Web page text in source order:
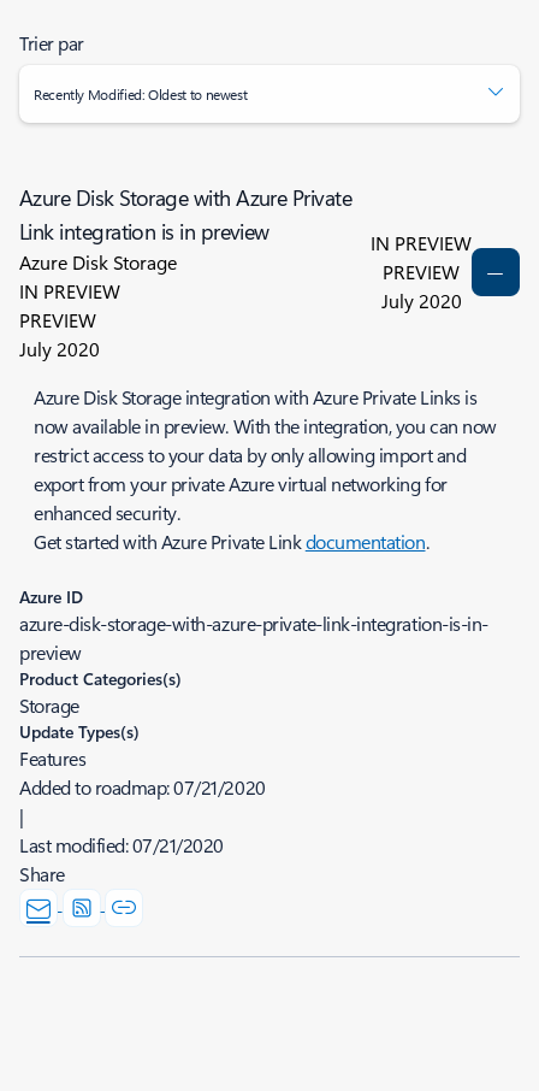
Trier par
Recently Modified: Oldest to newest
Azure Disk Storage with Azure Private
Link integration is in preview
Azure Disk Storage
IN PREVIEW
PREVIEW
July 2020
IN PREVIEW
PREVIEW
July 2020
Azure Disk Storage integration with Azure Private Links is
now available in preview. With the integration, you can now
restrict access to your data by only allowing import and
export from your private Azure virtual networking for
enhanced security.
Get started with Azure Private Linkdocumentation.
Azure ID
azure-disk-storage-with-azure-private-link-integration-is-in-
preview
Product Categories(s)
Storage
Update Types(s)
Features
Added to roadmap:07/21/2020
|
Last modified:07/21/2020
Share